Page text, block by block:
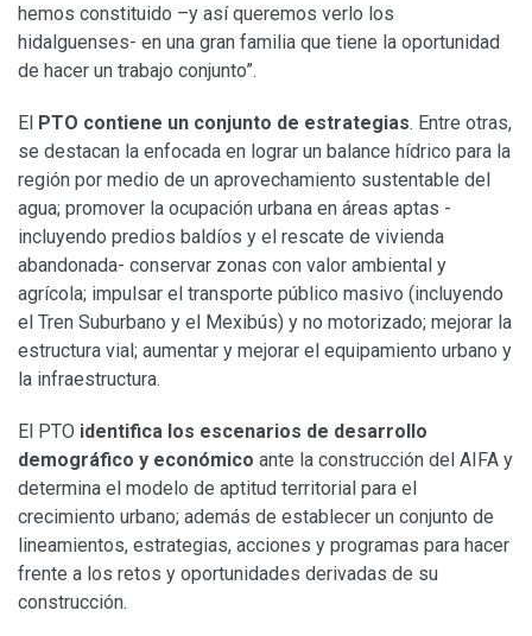
hemos constituido –y así queremos verlo los
hidalguenses- en una gran familia que tiene la oportunidad
de hacer un trabajo conjunto”.
El PTO contiene un conjunto de estrategias. Entre otras,
se destacan la enfocada en lograr un balance hídrico para la
región por medio de un aprovechamiento sustentable del
agua; promover la ocupación urbana en áreas aptas -
incluyendo predios baldíos y el rescate de vivienda
abandonada- conservar zonas con valor ambiental y
agrícola; impulsar el transporte público masivo (incluyendo
el Tren Suburbano y el Mexibús) y no motorizado; mejorar la
estructura vial; aumentar y mejorar el equipamiento urbano y
la infraestructura.
El PTO identifica los escenarios de desarrollo
demográfico y económico ante la construcción del AIFA y
determina el modelo de aptitud territorial para el
crecimiento urbano; además de establecer un conjunto de
lineamientos, estrategias, acciones y programas para hacer
frente a los retos y oportunidades derivadas de su
construcción.